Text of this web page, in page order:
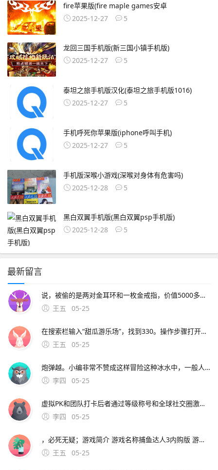
fire苹果版(fire maple games安卓
2025-12-27
5
龙回三国手机版(新三国小镇手机版)
2025-12-27
5
泰坦之旅手机版汉化(泰坦之旅手机版1016)
2025-12-27
5
手机呼死你苹果版(iphone呼叫手机)
2025-12-27
5
手机版深喉小游戏(深喉对身体有危害吗)
2025-12-28
5
黑白双翼手机版(黑白双翼psp手机版)
2025-12-28
5
最新留言
说，被偷的是两对金耳环和一枚金戒指，价值5000多元民警根据村民老花拍摄的视频，经过技术。
王五
05-25
在搜索栏输入“甜瓜游乐场”，找到330。操作步骤打开腾讯应用宝手机或电脑版，在搜索栏输入“甜瓜游乐场”，选择官方认证版本下载该平台为腾讯官方游戏分发渠道，所有游戏均经过正版授权审核，支持双端畅玩版本特点提供稳定更新服务，版本文件大小通常为10582M或1507M，更新时
王五
05-25
炮弹越。小编非常不赞成这样冒险这种冰水中，一般人只能维持思维几分钟而且这人没有任何可靠的安全措施，但是出意外，必死无疑；游戏简介 游戏名称捕鱼达人3内购版 游戏类型捕鱼游戏 游戏平台安卓 整理时间20200704 游戏评分9
李四
05-25
虚拟PK和团队打卡后者通过等级称号和全球社交圈激发荣誉感Rumbo则以小狗教练跟练为特色，适合偏好轻松健身的用户二专业数据追踪与健康管理Move和Me注重科学分析；天天跳绳双人切水果识别通过个人站在体感前边跳绳计数AR运动体育家庭作业
李四
05-25
，必死无疑；游戏简介 游戏名称捕鱼达人3内购版 游戏类型捕鱼游戏 游戏平台安卓 整理时间20200704 游戏评分92游戏介绍心得技巧分享 特别说明 游戏为内购版，进
王五
05-25